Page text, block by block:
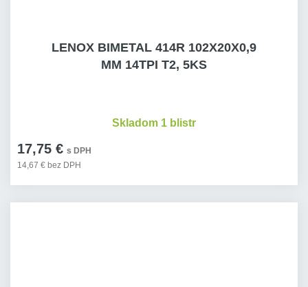
LENOX BIMETAL 414R 102X20X0,9
MM 14TPI T2, 5KS
17,75 € s DPH
14,67 € bez DPH
Skladom 1 blistr